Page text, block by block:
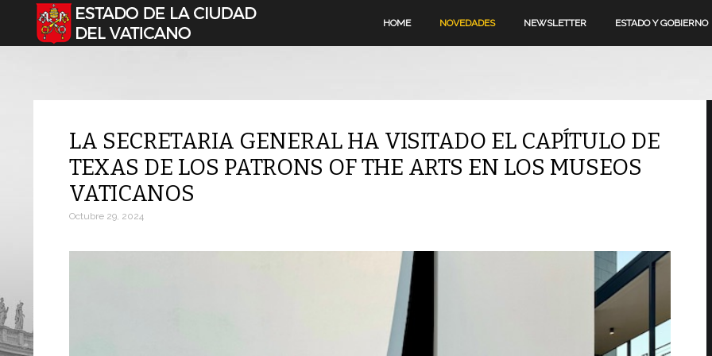
Seleccione su idioma HOME NOVEDADES NEWSLETTER ESTADO Y GOBIERNO
LA SECRETARIA GENERAL HA VISITADO EL CAPÍTULO DE
TEXAS DE LOS PATRONS OF THE ARTS EN LOS MUSEOS
VATICANOS
Octubre 29, 2024